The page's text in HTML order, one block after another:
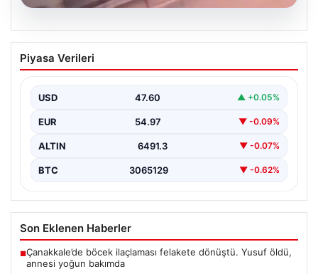
Küçükçekmece’de 3 kişinin öldüğü
kazanın görüntüleri ortaya çıktı
Ölümüne Neden Olan Kaza Güvenlik Kamerası
Görüntüleriyle Ortaya Çıktı",…
Piyasa Verileri
USD 47.60 ▲ +0.05%
EUR 54.97 ▼ -0.09%
ALTIN 6491.3 ▼ -0.07%
BTC 3065129 ▼ -0.62%
Son Eklenen Haberler
■Çanakkale’de böcek ilaçlaması felakete dönüştü. Yusuf öldü,
annesi yoğun bakımda